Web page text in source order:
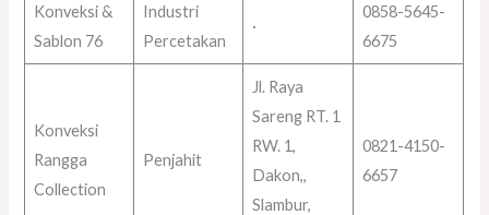
Konveksi &
Sablon 76
Industri
Percetakan
·
0858-5645-
6675
Konveksi
Rangga
Collection
Penjahit
Jl. Raya
Sareng RT. 1
RW. 1,
Dakon,,
Slambur,
0821-4150-
6657